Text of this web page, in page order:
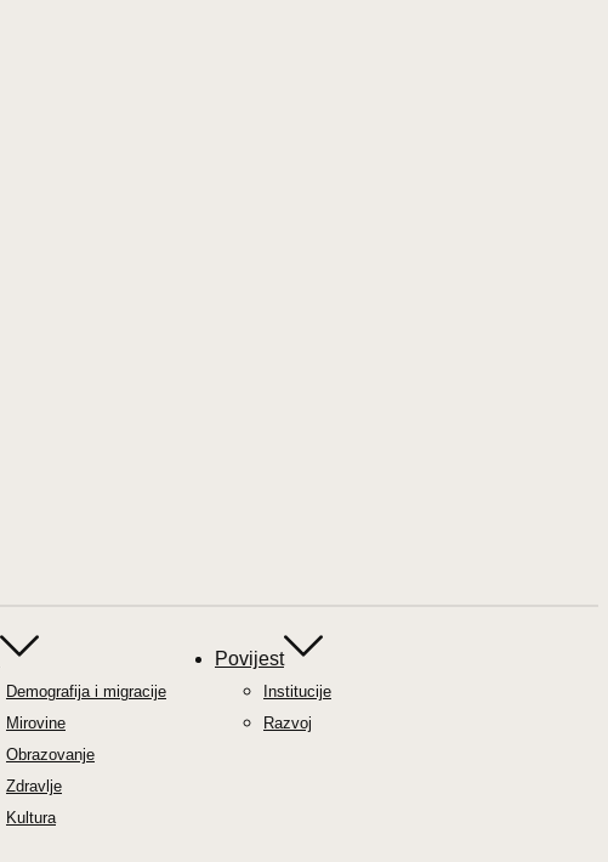
Demografija i migracije
Mirovine
Obrazovanje
Zdravlje
Kultura
Povijest
Institucije
Razvoj